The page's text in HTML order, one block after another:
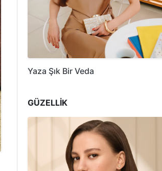
Yaza Şık Bir Veda
GÜZELLİK